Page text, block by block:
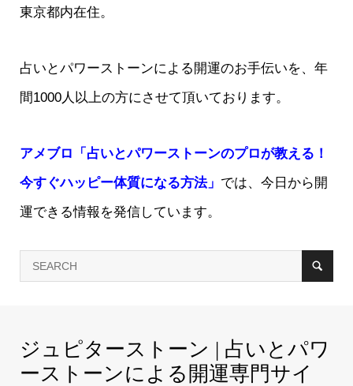
東京都内在住。
占いとパワーストーンによる開運のお手伝いを、年
間1000人以上の方にさせて頂いております。
アメブロ「占いとパワーストーンのプロが教える！
今すぐハッピー体質になる方法」 では、今日から開
運できる情報を発信しています。
ジュピターストーン | 占いとパワ
ーストーンによる開運専門サイ